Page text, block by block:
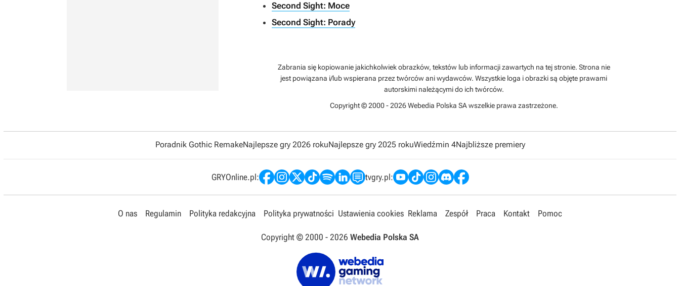
Second Sight: Moce
Second Sight: Porady
Zabrania się kopiowanie jakichkolwiek obrazków, tekstów lub informacji zawartych na tej stronie. Strona nie
jest powiązana i/lub wspierana przez twórców ani wydawców. Wszystkie loga i obrazki są objęte prawami
autorskimi należącymi do ich twórców.
Copyright © 2000 - 2026 Webedia Polska SA wszelkie prawa zastrzeżone.
Poradnik Gothic RemakeNajlepsze gry 2026 rokuNajlepsze gry 2025 rokuWiedźmin 4Najbliższe premiery
GRYOnline.pl: tvgry.pl:
O nas Regulamin Polityka redakcyjna Polityka prywatności Ustawienia cookies Reklama Zespół Praca Kontakt Pomoc
Copyright © 2000 - 2026 Webedia Polska SA